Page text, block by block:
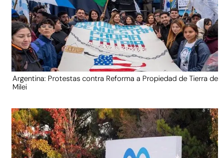
Argentina: Protestas contra Reforma a Propiedad de Tierra de
Milei